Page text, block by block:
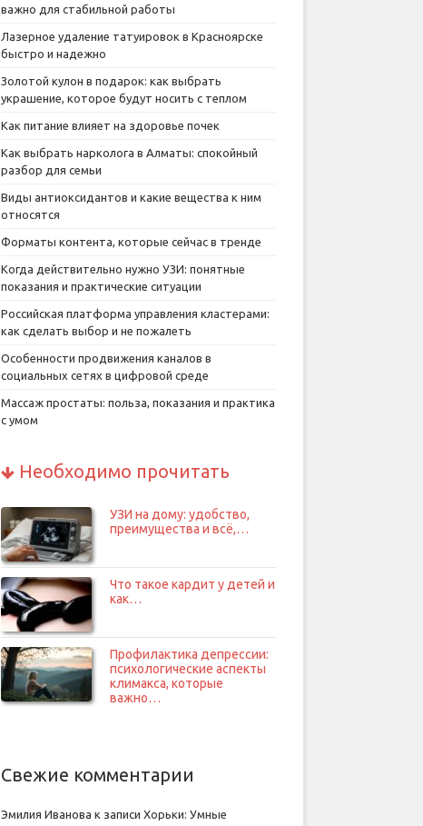
важно для стабильной работы
Лазерное удаление татуировок в Красноярске
быстро и надежно
Золотой кулон в подарок: как выбрать
украшение, которое будут носить с теплом
Как питание влияет на здоровье почек
Как выбрать нарколога в Алматы: спокойный
разбор для семьи
Виды антиоксидантов и какие вещества к ним
относятся
Форматы контента, которые сейчас в тренде
Когда действительно нужно УЗИ: понятные
показания и практические ситуации
Российская платформа управления кластерами:
как сделать выбор и не пожалеть
Особенности продвижения каналов в
социальных сетях в цифровой среде
Массаж простаты: польза, показания и практика
с умом
Необходимо прочитать
УЗИ на дому: удобство,
преимущества и всё,…
Что такое кардит у детей и
как…
Профилактика депрессии:
психологические аспекты
климакса, которые
важно…
Свежие комментарии
Эмилия Иванова к записи Хорьки: Умные